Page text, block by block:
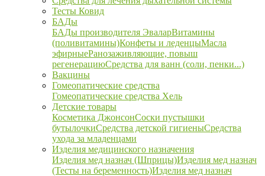
Тесты Ковид
БАДы
БАДы производителя ЭваларВитамины
(поливитамины)Конфеты и леденцыМасла
эфирныеРанозаживляющие, повыш
регенерациюСредства для ванн (соли, пенки...)
Вакцины
Гомеопатические средства
Гомеопатические средства Хель
Детские товары
Косметика ДжонсонСоски пустышки
бутылочкиСредства детской гигиеныСредства
ухода за младенцами
Изделия медицинского назначения
Изделия мед назнач (Шприцы)Изделия мед назнач
(Тесты на беременность)Изделия мед назнач